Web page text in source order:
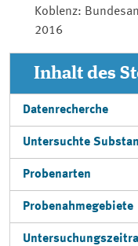
Koblenz:
2016
Inhalt des
Datenrecherche
Untersuchte
Probenarten
Probenahmegebiete